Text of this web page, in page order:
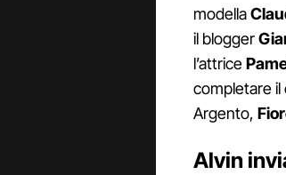
modella
il blogger
l’attrice
completare
Argento,
Alvin